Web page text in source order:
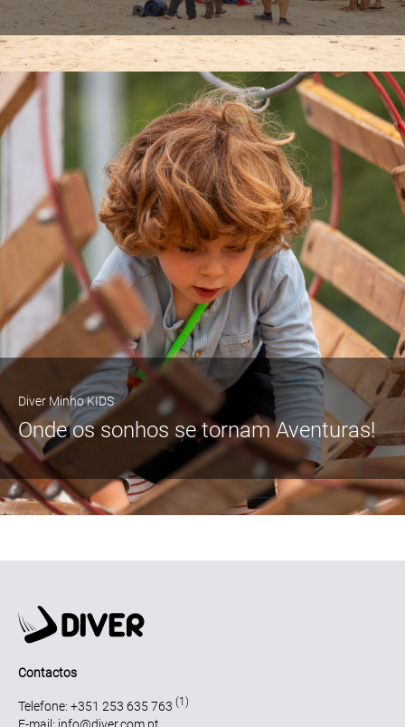
Diver Minho KIDS
Onde os sonhos se tornam Aventuras!
Contactos
Telefone: +351 253 635 763 (1)
E-mail: info@diver.com.pt